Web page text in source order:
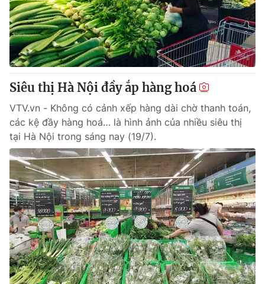
Siêu thị Hà Nội đầy ắp hàng hoá
VTV.vn - Không có cảnh xếp hàng dài chờ thanh toán,
các kệ đầy hàng hoá… là hình ảnh của nhiều siêu thị
tại Hà Nội trong sáng nay (19/7).